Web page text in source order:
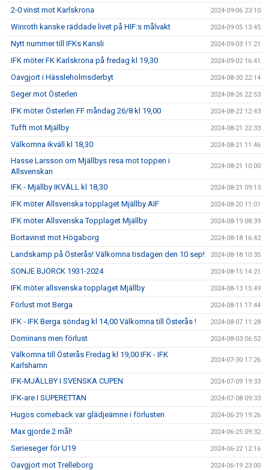
2-0 vinst mot Karlskrona 2024-09-06 23:10
Winroth kanske räddade livet på HIF:s målvakt 2024-09-05 13:45
Nytt nummer till IFKs Kansli 2024-09-03 11:21
IFK möter FK Karlskrona på fredag kl 19,30 2024-09-02 16:41
Oavgjort i Hässleholmsderbyt 2024-08-30 22:14
Seger mot Österlen 2024-08-26 22:53
IFK möter Österlen FF måndag 26/8 kl 19,00 2024-08-22 12:43
Tufft mot Mjällby 2024-08-21 22:33
Välkomna ikväll kl 18,30 2024-08-21 11:46
Hasse Larsson om Mjällbys resa mot toppen i
Allsvenskan
2024-08-21 10:00
IFK - Mjällby IKVÄLL kl 18,30 2024-08-21 09:13
IFK möter Allsvenska topplaget Mjällby AIF 2024-08-20 11:01
IFK möter Allsvenska Topplaget Mjällby 2024-08-19 08:39
Bortavinst mot Högaborg 2024-08-18 16:42
Landskamp på Österås! Välkomna tisdagen den 10 sep! 2024-08-18 10:35
SONJE BJÖRCK 1931-2024 2024-08-15 14:21
IFK möter allsvenska topplaget Mjällby 2024-08-13 15:49
Förlust mot Berga 2024-08-11 17:44
IFK - IFK Berga söndag kl 14,00 Välkomna till Österås ! 2024-08-07 11:28
Dominans men förlust 2024-08-03 06:52
Välkomna till Österås Fredag kl 19,00 IFK - IFK
Karlshamn
2024-07-30 17:26
IFK-MJÄLLBY I SVENSKA CUPEN 2024-07-09 19:33
IFK-are I SUPERETTAN 2024-07-08 09:33
Hugos comeback var glädjeämne i förlusten 2024-06-29 19:26
Max gjorde 2 mål! 2024-06-25 09:32
Serieseger för U19 2024-06-22 12:16
Oavgjort mot Trelleborg 2024-06-19 23:00